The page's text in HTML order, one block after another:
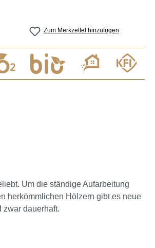
Zum Merkzettel hinzufügen
Um die ständige Aufarbeitung
herkömmlichen Hölzern gibt es neue
zwar dauerhaft.